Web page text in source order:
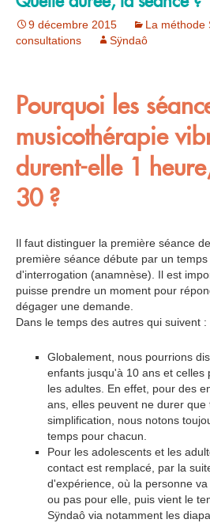
9 décembre 2015 La méthode
consultations
Sÿndaô
Pourquoi les
musicothérapie
durent-elle 1
30 ?
Il faut distinguer la première séance
première séance débute par un
d'interrogation (anamnèse). Il est
puisse prendre un moment pour
dégager une demande.
Dans le temps des autres qui suivent :
Globalement, nous pourrions
enfants jusqu'à 10 ans et celles
les adultes. En effet, pour des
ans, elles peuvent ne durer
simplification, nous notons
temps pour chacun.
Pour les adolescents et les
contact est remplacé, par la
d'expérience, où la personne
ou pas pour elle, puis vient le
Sÿndaô via notamment les